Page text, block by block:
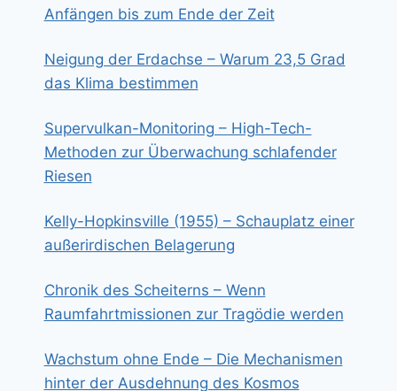
Anfängen bis zum Ende der Zeit
Neigung der Erdachse – Warum 23,5 Grad
das Klima bestimmen
Supervulkan-Monitoring – High-Tech-
Methoden zur Überwachung schlafender
Riesen
Kelly-Hopkinsville (1955) – Schauplatz einer
außerirdischen Belagerung
Chronik des Scheiterns – Wenn
Raumfahrtmissionen zur Tragödie werden
Wachstum ohne Ende – Die Mechanismen
hinter der Ausdehnung des Kosmos